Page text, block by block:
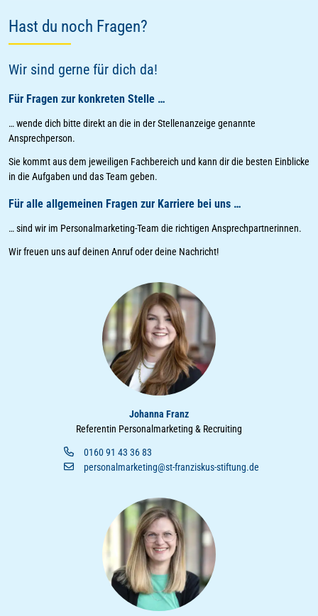
Hast du noch Fragen?
Wir sind gerne für dich da!
Für Fragen zur konkreten Stelle …
… wende dich bitte direkt an die in der Stellenanzeige genannte
Ansprechperson.
Sie kommt aus dem jeweiligen Fachbereich und kann dir die besten Einblicke
in die Aufgaben und das Team geben.
Für alle allgemeinen Fragen zur Karriere bei uns …
… sind wir im Personalmarketing-Team die richtigen Ansprechpartnerinnen.
Wir freuen uns auf deinen Anruf oder deine Nachricht!
Johanna Franz
Referentin Personalmarketing & Recruiting
0160 91 43 36 83
personalmarketing@st-franziskus-stiftung.de